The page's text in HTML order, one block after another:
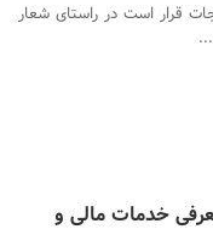
قرار است در راستای شعار
خدمات مالی و